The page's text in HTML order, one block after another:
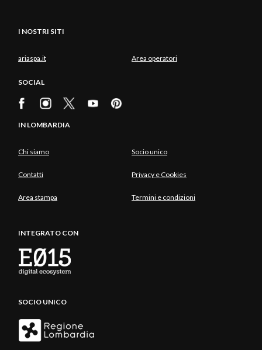
I NOSTRI SITI
ariaspa.it Area operatori
SOCIAL
IN LOMBARDIA
Chi siamo Socio unico
Contatti Privacy e Cookies
Area stampa Termini e condizioni
INTEGRATO CON
SOCIO UNICO